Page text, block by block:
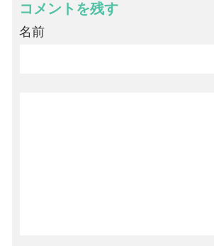
コメントを残す
名前